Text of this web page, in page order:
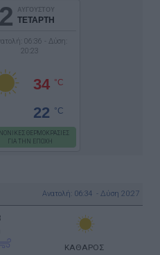
ΑΥΓΟΥΣΤΟΥ
ΤΕΤΑΡΤΗ
06:36 - Δύση:
20:23
34 °C
22 °C
ΘΕΡΜΟΚΡΑΣΙΕΣ
ΓΙΑ ΤΗΝ ΕΠΟΧΗ
Ανατολή: 06:34 - Δύση 20:27
ΚΑΘΑΡΟΣ